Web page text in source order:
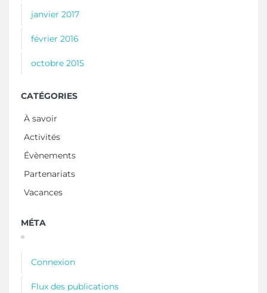
janvier 2017
février 2016
octobre 2015
CATÉGORIES
À savoir
Activités
Évènements
Partenariats
Vacances
MÉTA
Connexion
Flux des publications